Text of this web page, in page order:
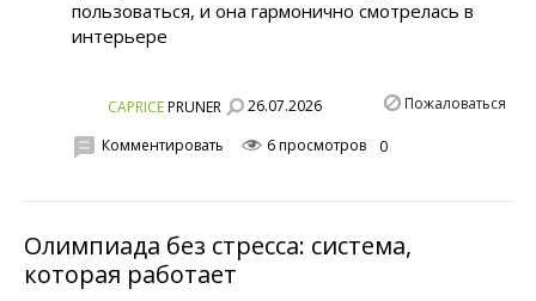
пользоваться, и она гармонично смотрелась в
интерьере
CAPRICEPRUNER 26.07.2026 Пожаловаться
Комментировать 6 просмотров 0
Олимпиада без стресса: система,
которая работает